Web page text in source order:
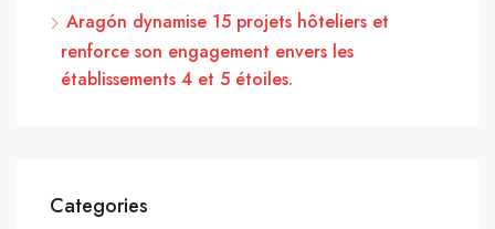
Aragón dynamise 15 projets hôteliers et
renforce son engagement envers les
établissements 4 et 5 étoiles.
Categories